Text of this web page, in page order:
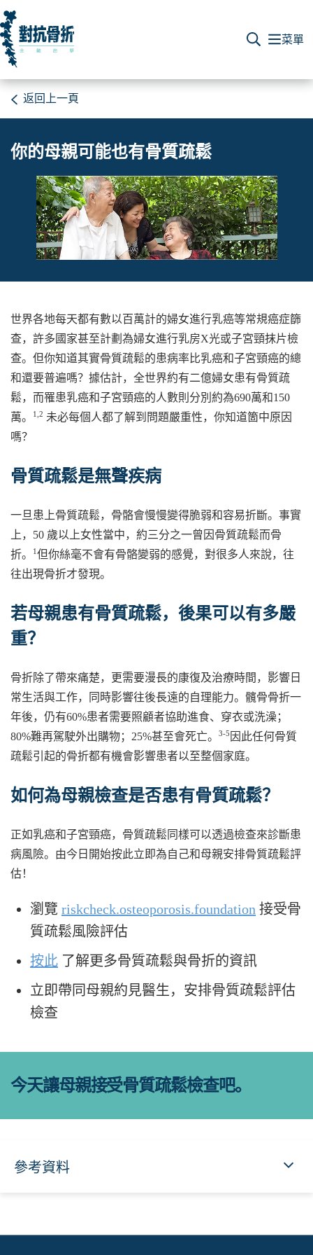
返回上一頁
你的母親可能也有骨質疏鬆
世界各地每天都有數以百萬計的婦女進行乳癌等常規癌症篩
查，許多國家甚至計劃為婦女進行乳房X光或子宮頸抹片檢
查。但你知道其實骨質疏鬆的患病率比乳癌和子宮頸癌的總
和還要普遍嗎？據估計，全世界約有二億婦女患有骨質疏
鬆，而罹患乳癌和子宮頸癌的人數則分別約為690萬和150
萬。
1,2 未必每個人都了解到問題嚴重性，你知道箇中原因
嗎？
骨質疏鬆是無聲疾病
一旦患上骨質疏鬆，骨骼會慢慢變得脆弱和容易折斷。事實
上，50 歲以上女性當中，約三分之一曾因骨質疏鬆而骨
折。
1但你絲毫不會有骨骼變弱的感覺，對很多人來說，往
往出現骨折才發現。
若母親患有骨質疏鬆，後果可以有多嚴
重？
骨折除了帶來痛楚，更需要漫長的康復及治療時間，影響日
常生活與工作，同時影響往後長遠的自理能力。髖骨骨折一
年後，仍有60%患者需要照顧者協助進食、穿衣或洗澡；
80%難再駕駛外出購物；25%甚至會死亡。
3-5 因此任何骨質
疏鬆引起的骨折都有機會影響患者以至整個家庭。
如何為母親檢查是否患有骨質疏鬆？
正如乳癌和子宮頸癌，骨質疏鬆同樣可以透過檢查來診斷患
病風險。由今日開始按此立即為自己和母親安排骨質疏鬆評
估！
瀏覽 riskcheck.osteoporosis.foundation 接受骨
質疏鬆風險評估
按此 了解更多骨質疏鬆與骨折的資訊
立即帶同母親約見醫生，安排骨質疏鬆評估
檢查
今天讓母親接受骨質疏鬆檢查吧。
參考資料